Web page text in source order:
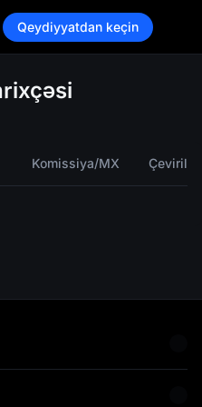
Qeydiyyatdan keçin
Komissiya/MX